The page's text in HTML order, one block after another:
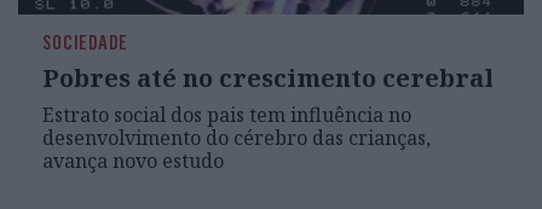
SOCIEDADE
Pobres até no crescimento cerebral
Estrato social dos pais tem influência no
desenvolvimento do cérebro das crianças,
avança novo estudo